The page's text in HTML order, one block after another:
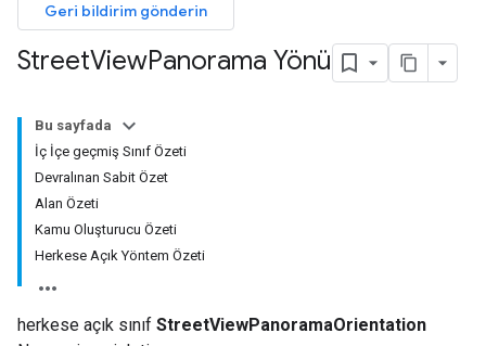
Geri bildirim gönderin
StreetViewPanorama Yönü
Bu sayfada
İç İçe geçmiş Sınıf Özeti
Devralınan Sabit Özet
Alan Özeti
Kamu Oluşturucu Özeti
Herkese Açık Yöntem Özeti
herkese açık sınıf StreetViewPanoramaOrientation